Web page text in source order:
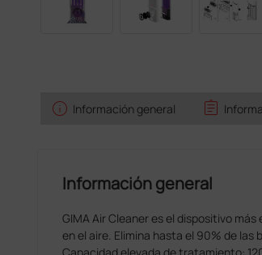
info Información general assignment
Información general
GIMA Air Cleaner es el dispositivo
en el aire. Elimina hasta el 90% de